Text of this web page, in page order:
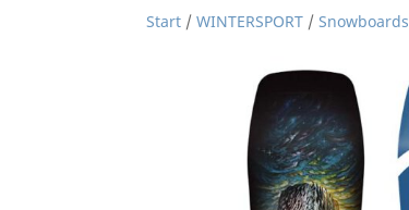
Start /WINTERSPORT /Snowboards